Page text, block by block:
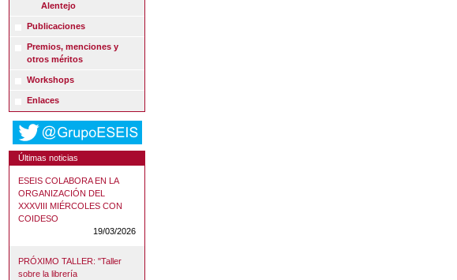
Alentejo
Publicaciones
Premios, menciones y
otros méritos
Workshops
Enlaces
Últimas noticias
ESEIS COLABORA EN LA
ORGANIZACIÓN DEL
XXXVIII MIÉRCOLES CON
COIDESO
19/03/2026
PRÓXIMO TALLER: "Taller
sobre la librería